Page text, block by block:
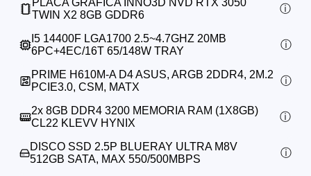
PLACA GRAFICA INNO3D NVD RTX 3050
TWIN X2 8GB GDDR6
I5 14400F LGA1700 2.5~4.7GHZ 20MB
6PC+4EC/16T 65/148W TRAY
PRIME H610M-A D4 ASUS, ARGB 2DDR4, 2M.2
PCIE3.0, CSM, MATX
2x8GB DDR4 3200 MEMORIA RAM (1X8GB)
CL22 KLEVV HYNIX
DISCO SSD 2.5P BLUERAY ULTRA M8V
512GB SATA, MAX 550/500MBPS